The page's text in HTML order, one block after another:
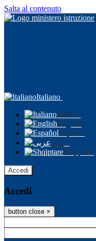
Salta al contenuto
Italiano
Italiano
English
Español
عربى
Shqiptare
Accedi
Accedi
button close ×